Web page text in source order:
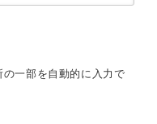
の一部を自動的に入力で